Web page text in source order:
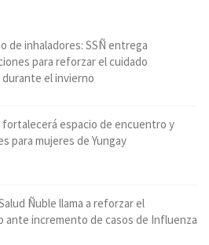
de inhaladores: SSÑ entrega
para reforzar el cuidado
el invierno
fortalecerá espacio de encuentro y
para mujeres de Yungay
Ñuble llama a reforzar el
ante incremento de casos de Influenza